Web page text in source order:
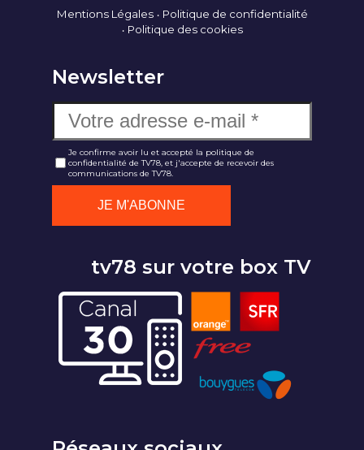
Mentions Légales
Politique de confidentialité
Politique des cookies
Newsletter
Je confirme avoir lu et accepté la politique de
confidentialité de TV78, et j'accepte de recevoir des
communications de TV78.
tv78 sur votre box TV